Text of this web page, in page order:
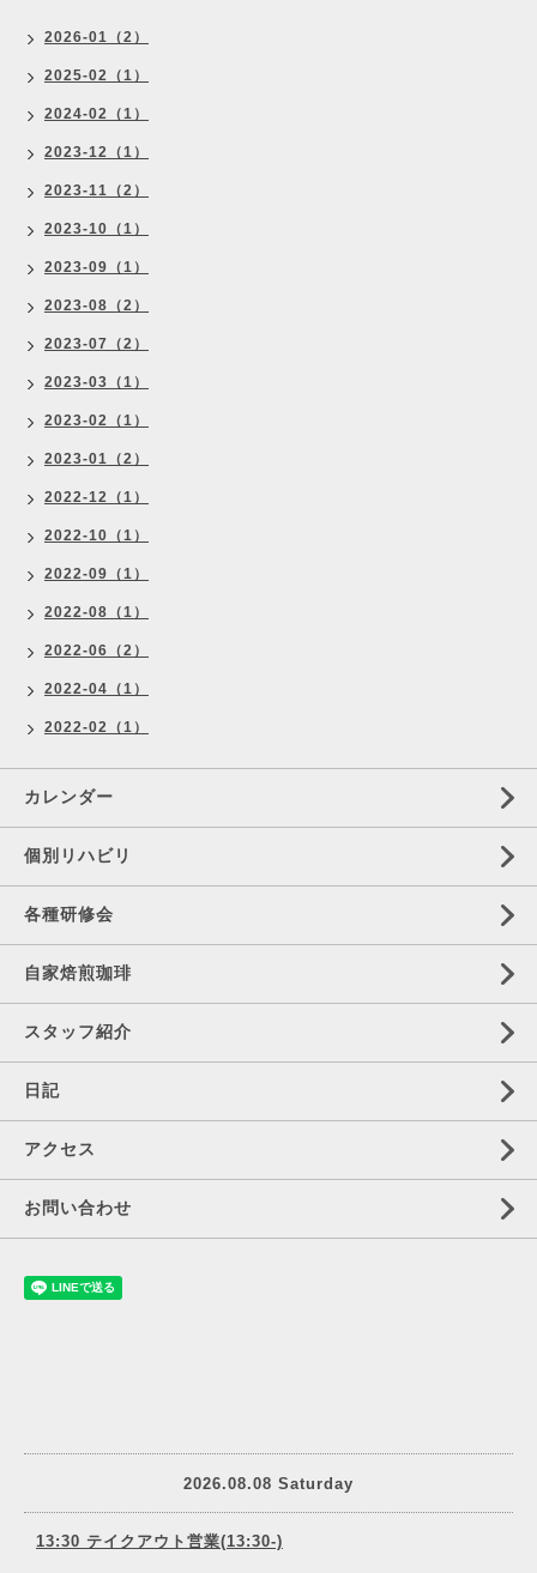
2026-01（2）
2025-02（1）
2024-02（1）
2023-12（1）
2023-11（2）
2023-10（1）
2023-09（1）
2023-08（2）
2023-07（2）
2023-03（1）
2023-02（1）
2023-01（2）
2022-12（1）
2022-10（1）
2022-09（1）
2022-08（1）
2022-06（2）
2022-04（1）
2022-02（1）
カレンダー
個別リハビリ
各種研修会
自家焙煎珈琲
スタッフ紹介
日記
アクセス
お問い合わせ
2026.08.08 Saturday
13:30 テイクアウト営業(13:30-)